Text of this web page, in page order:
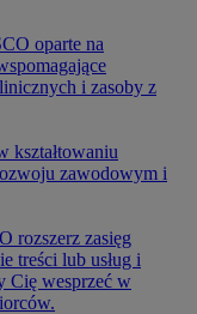
oparte na
i zasoby z
kształtowaniu
zawodowym i
rozszerz zasięg
treści lub usług i
Cię wesprzeć w